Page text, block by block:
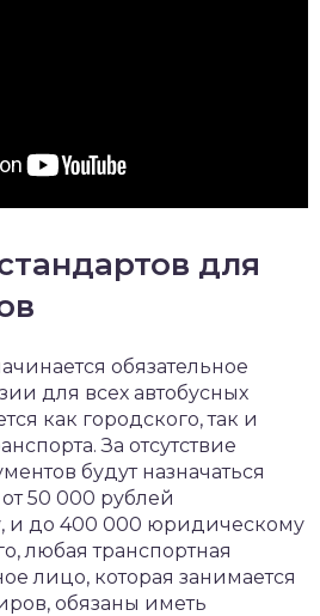
для
обязательное
для всех автобусных
как городского, так и
За отсутствие
будут назначаться
50 000 рублей
и до 400 000 юридическому
любая транспортная
лицо, которая занимается
обязаны иметь